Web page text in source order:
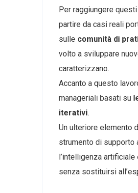
Per raggiungere
partire da casi reali
sulle comunità di
volto a sviluppare
caratterizzano.
Accanto a questo
manageriali basati su
iterativi.
Un ulteriore elemento
strumento di supporto
l’intelligenza
senza sostituirsi